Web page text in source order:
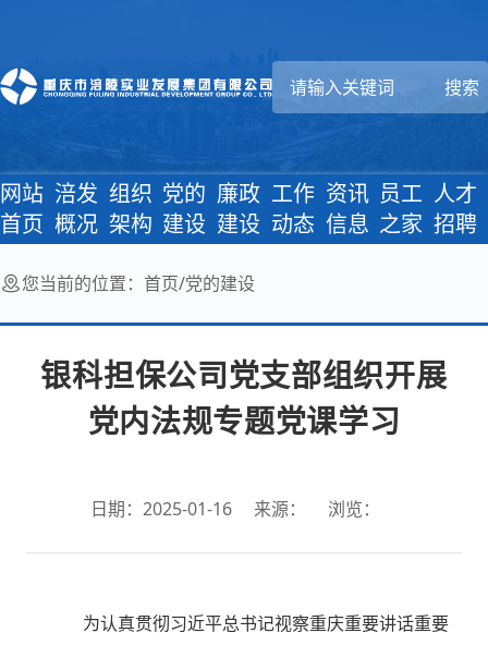
网站
首页
涪发
概况
组织
架构
党的
建设
廉政
建设
工作
动态
资讯
信息
员工
之家
人才
招聘
您当前的位置： 首页/党的建设
银科担保公司党支部组织开展
党内法规专题党课学习
日期：2025-01-16 来源： 浏览：
为认真贯彻习近平总书记视察重庆重要讲话重要